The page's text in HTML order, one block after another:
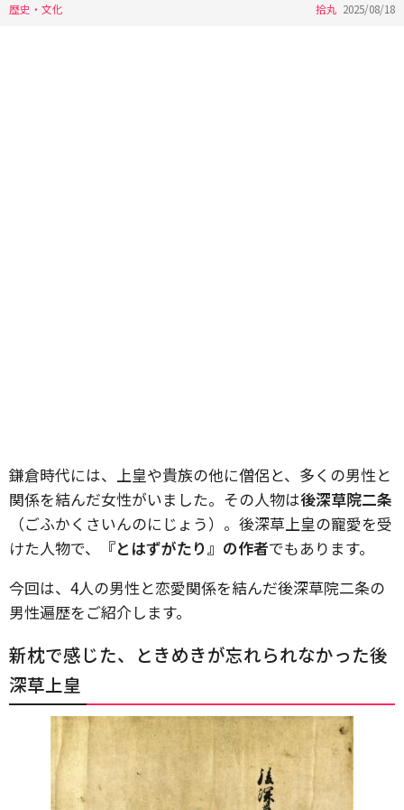
歴史・文化 拾丸 2025/08/18
鎌倉時代には、上皇や貴族の他に僧侶と、多くの男性と
関係を結んだ女性がいました。その人物は後深草院二条
（ごふかくさいんのにじょう）。後深草上皇の寵愛を受
けた人物で、
『とはずがたり』の作者でもあります。
今回は、4人の男性と恋愛関係を結んだ後深草院二条の
男性遍歴をご紹介します。
新枕で感じた、ときめきが忘れられなかった後
深草上皇